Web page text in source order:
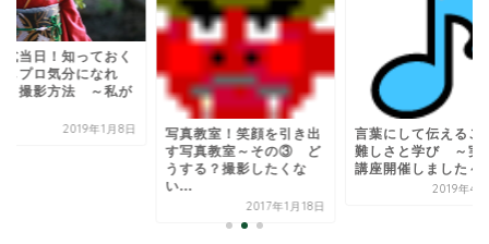
式当日！知っておく
しプロ気分になれ
！撮影方法 ～私が
2019年1月8日
写真教室！笑顔を引き出
す写真教室～その③ ど
うする？撮影したくな
い...
2017年1月18日
言葉にして伝えるこ
難しさと学び ～実
講座開催しました～
2019年4